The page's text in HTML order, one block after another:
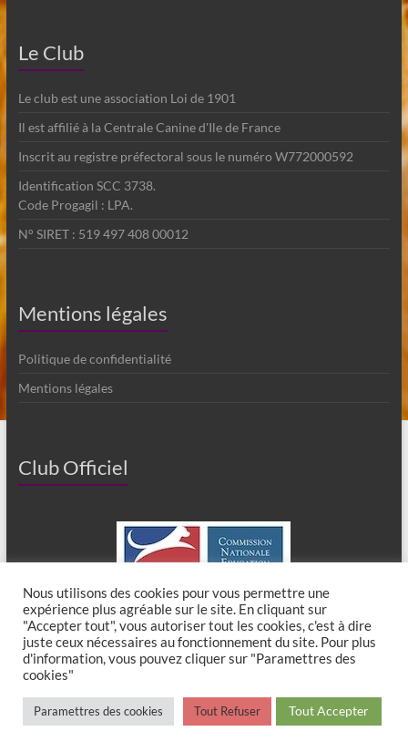
Le Club
Le club est une association Loi de 1901
Il est affilié à la Centrale Canine d'Ile de France
Inscrit au registre préfectoral sous le numéro W772000592
Identification SCC 3738.
Code Progagil : LPA.
N° SIRET : 519 497 408 00012
Mentions légales
Politique de confidentialité
Mentions légales
Club Officiel
Copyright © 2026Club Canin de Chaumes en Brie. All rights reserved. Theme
Spaciousby ThemeGrill. Powered by: WordPress.
Nous utilisons des cookies pour vous permettre une
expérience plus agréable sur le site. En cliquant sur
"Accepter tout", vous autoriser tout les cookies, c'est à dire
juste ceux nécessaires au fonctionnement du site. Pour plus
d'information, vous pouvez cliquer sur "Paramettres des
cookies"
Paramettres des cookies Tout Refuser Tout Accepter